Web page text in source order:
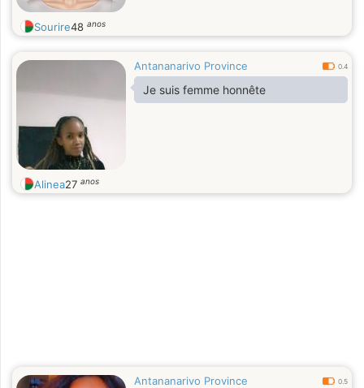
Sourire48 anos
Antananarivo Province 0.4
Je suis femme honnête
Alinea27 anos
Antananarivo Province 0.5